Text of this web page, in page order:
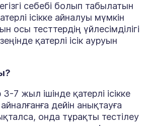
себебі болып табылатын
ісікке айналуы мүмкін
тесттердің үйлесімділігі
қатерлі ісік ауруын
жыл ішінде қатерлі ісікке
дейін анықтауға
онда тұрақты тестілеу